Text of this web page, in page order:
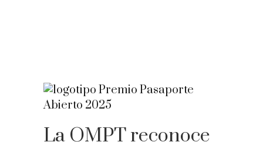
La OMPT reconoce